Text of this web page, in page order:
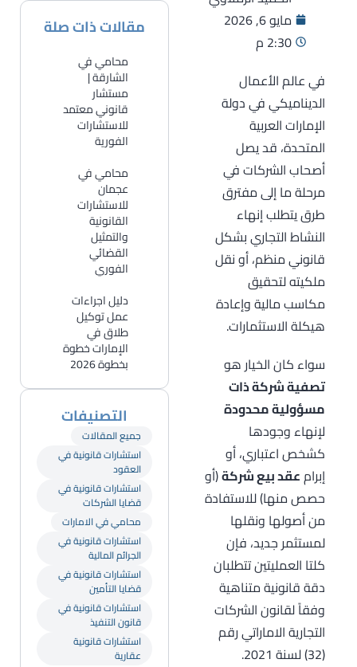
مايو 6, 2026
2:30 م
في عالم الأعمال
الديناميكي في دولة
الإمارات العربية
المتحدة، قد يصل
أصحاب الشركات في
مرحلة ما إلى مفترق
طرق يتطلب إنهاء
النشاط التجاري بشكل
قانوني منظم، أو نقل
ملكيته لتحقيق
مكاسب مالية وإعادة
هيكلة الاستثمارات.
سواء كان الخيار هو
تصفية شركة ذات
مسؤولية محدودة
لإنهاء وجودها
كشخص اعتباري، أو
إبرامعقد بيع شركة(أو
حصص منها) للاستفادة
من أصولها ونقلها
لمستثمر جديد، فإن
كلتا العمليتين تتطلبان
دقة قانونية متناهية
وفقاً لقانون الشركات
التجارية الاماراتي رقم
(32) لسنة 2021.
مقالات ذات صلة
محامي في
الشارقة |
مستشار
قانوني معتمد
للاستشارات
الفورية
​محامي في
عجمان
للاستشارات
القانونية
والتمثيل
القضائي
الفوري
دليل اجراءات
عمل توكيل
طلاق في
الإمارات خطوة
بخطوة 2026
التصنيفات
جميع المقالات
استشارات قانونية في
العقود
استشارات قانونية في
قضايا الشركات
محامي في الامارات
استشارات قانونية في
الجرائم المالية
استشارات قانونية في
قضايا التأمين
استشارات قانونية في
قانون التنفيذ
استشارات قانونية
عقارية